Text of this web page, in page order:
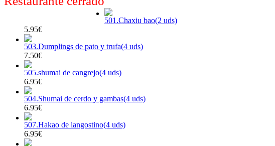
501.Chaxiu bao(2 uds)
5.95€
503.Dumplings de pato y trufa(4 uds)
7.50€
505.shumai de cangrejo(4 uds)
6.95€
504.Shumai de cerdo y gambas(4 uds)
6.95€
507.Hakao de langostino(4 uds)
6.95€